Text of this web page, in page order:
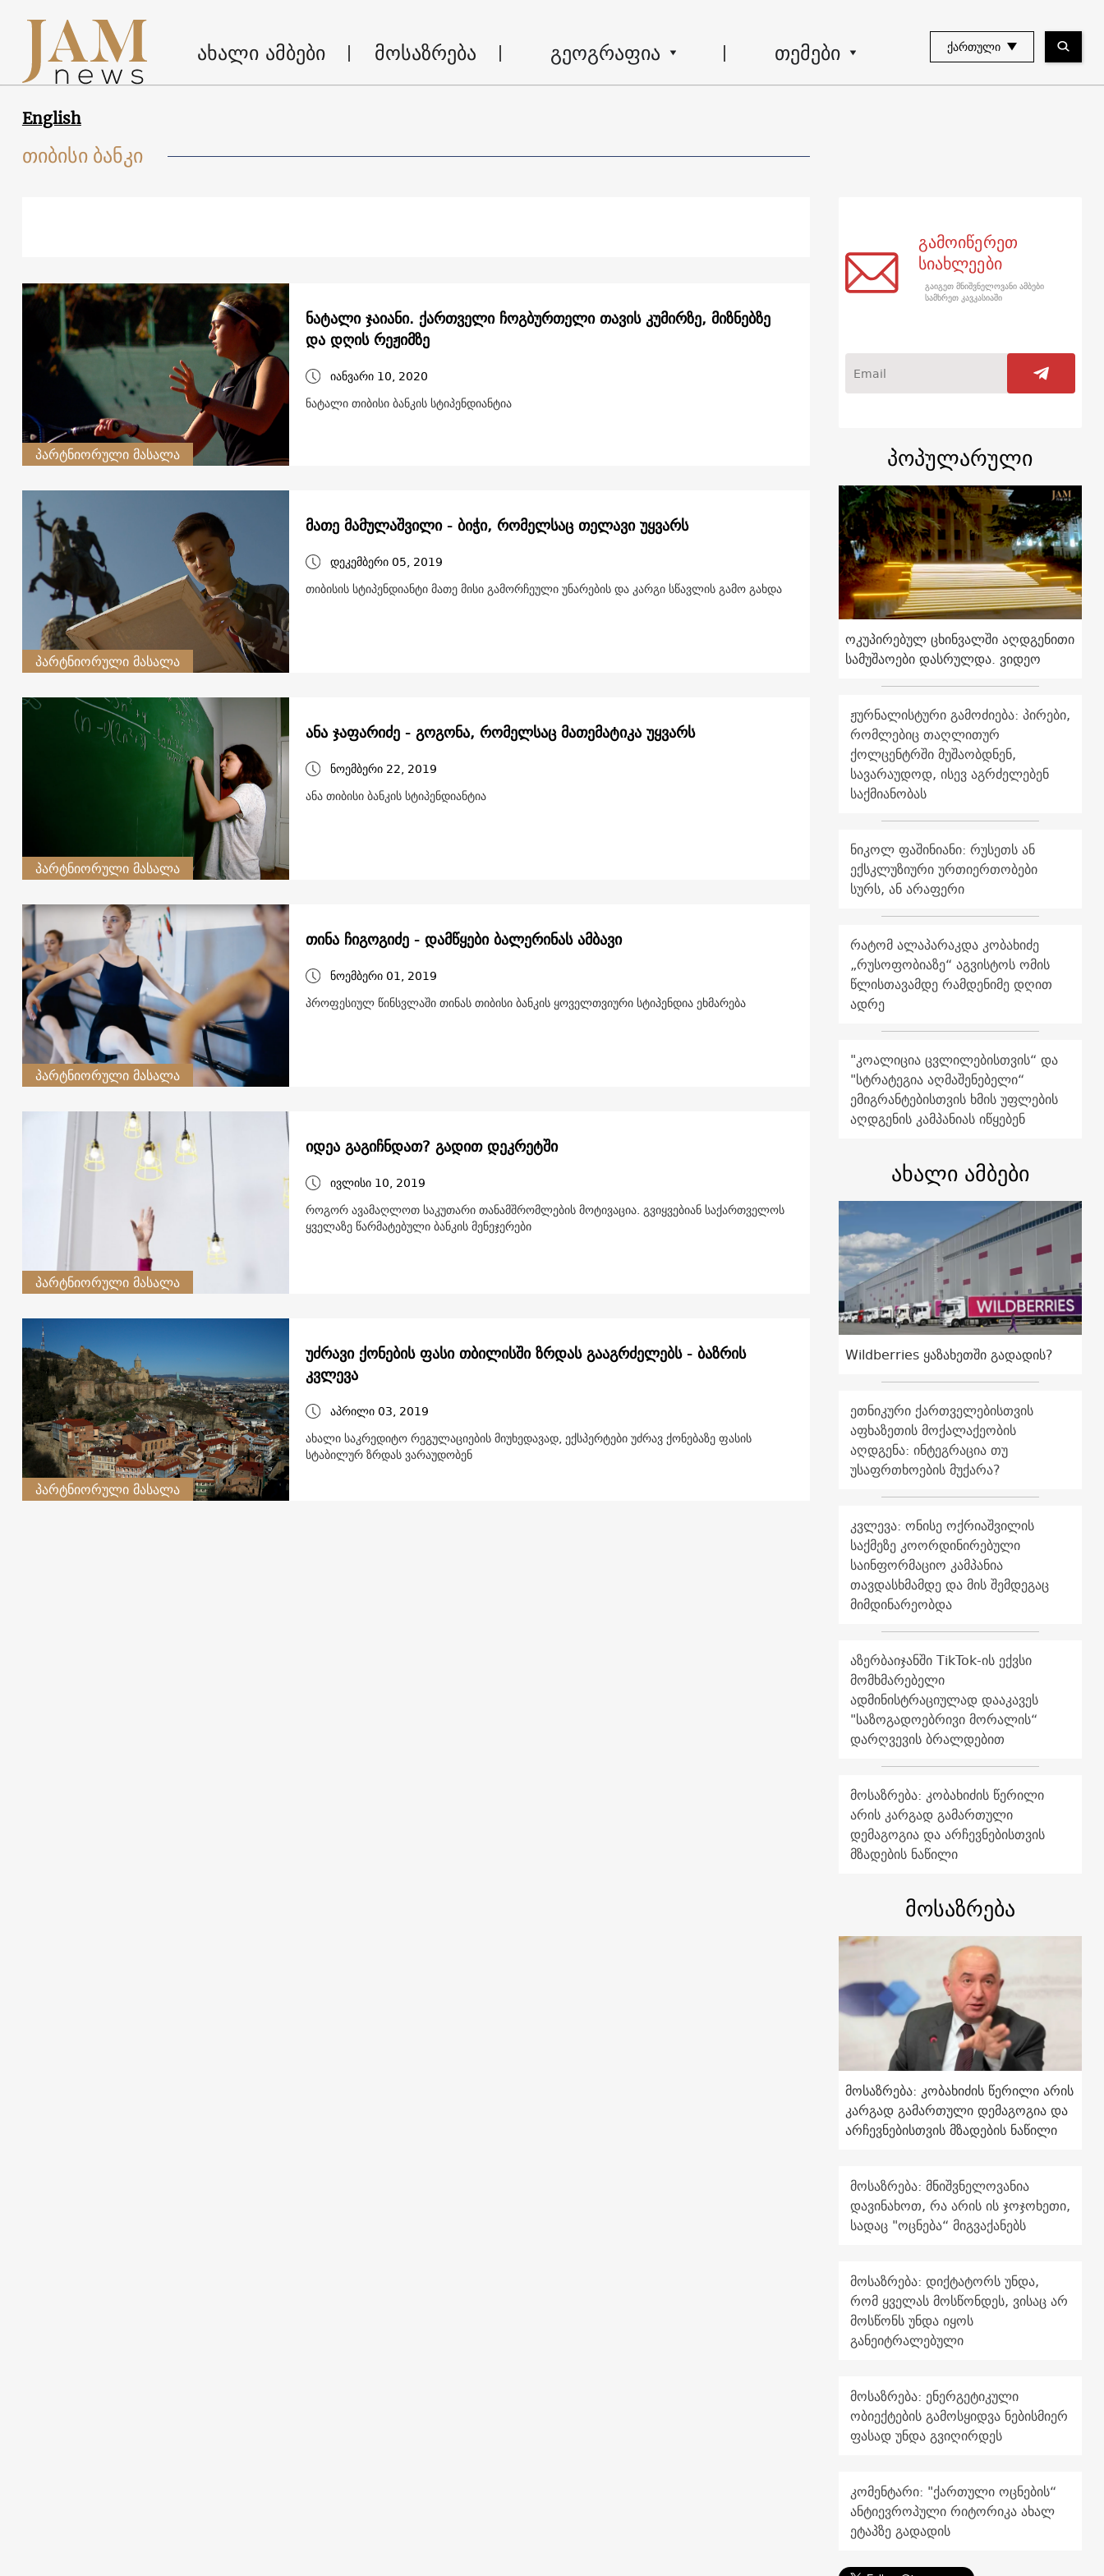
ახალი ამბები მოსაზრება გეოგრაფია თემები ᲥᲐᲠᲗᲣᲚᲘ
English
თიბისი ბანკი
პარტნიორული მასალა
ნატალი ჯაიანი. ქართველი ჩოგბურთელი თავის კუმირზე, მიზნებზე
და დღის რეჟიმზე
იანვარი 10, 2020
ნატალი თიბისი ბანკის სტიპენდიანტია
პარტნიორული მასალა
მათე მამულაშვილი - ბიჭი, რომელსაც თელავი უყვარს
დეკემბერი 05, 2019
თიბისის სტიპენდიანტი მათე მისი გამორჩეული უნარების და კარგი სწავლის გამო გახდა
პარტნიორული მასალა
ანა ჯაფარიძე - გოგონა, რომელსაც მათემატიკა უყვარს
ნოემბერი 22, 2019
ანა თიბისი ბანკის სტიპენდიანტია
პარტნიორული მასალა
თინა ჩიგოგიძე - დამწყები ბალერინას ამბავი
ნოემბერი 01, 2019
პროფესიულ წინსვლაში თინას თიბისი ბანკის ყოველთვიური სტიპენდია ეხმარება
პარტნიორული მასალა
იდეა გაგიჩნდათ? გადით დეკრეტში
ივლისი 10, 2019
როგორ ავამაღლოთ საკუთარი თანამშრომლების მოტივაცია. გვიყვებიან საქართველოს
ყველაზე წარმატებული ბანკის მენეჯერები
პარტნიორული მასალა
უძრავი ქონების ფასი თბილისში ზრდას გააგრძელებს - ბაზრის
კვლევა
აპრილი 03, 2019
ახალი საკრედიტო რეგულაციების მიუხედავად, ექსპერტები უძრავ ქონებაზე ფასის
სტაბილურ ზრდას ვარაუდობენ
გამოიწერეთ
სიახლეები
გაიგეთ მნიშვნელოვანი ამბები
სამხრეთ კავკასიაში
პოპულარული
ოკუპირებულ ცხინვალში აღდგენითი
სამუშაოები დასრულდა. ვიდეო
ჟურნალისტური გამოძიება: პირები,
რომლებიც თაღლითურ
ქოლცენტრში მუშაობდნენ,
სავარაუდოდ, ისევ აგრძელებენ
საქმიანობას
ნიკოლ ფაშინიანი: რუსეთს ან
ექსკლუზიური ურთიერთობები
სურს, ან არაფერი
რატომ ალაპარაკდა კობახიძე
„რუსოფობიაზე“ აგვისტოს ომის
წლისთავამდე რამდენიმე დღით
ადრე
"კოალიცია ცვლილებისთვის“ და
"სტრატეგია აღმაშენებელი“
ემიგრანტებისთვის ხმის უფლების
აღდგენის კამპანიას იწყებენ
ახალი ამბები
Wildberries ყაზახეთში გადადის?
ეთნიკური ქართველებისთვის
აფხაზეთის მოქალაქეობის
აღდგენა: ინტეგრაცია თუ
უსაფრთხოების მუქარა?
კვლევა: ონისე ოქრიაშვილის
საქმეზე კოორდინირებული
საინფორმაციო კამპანია
თავდასხმამდე და მის შემდეგაც
მიმდინარეობდა
აზერბაიჯანში TikTok-ის ექვსი
მომხმარებელი
ადმინისტრაციულად დააკავეს
"საზოგადოებრივი მორალის“
დარღვევის ბრალდებით
მოსაზრება: კობახიძის წერილი
არის კარგად გამართული
დემაგოგია და არჩევნებისთვის
მზადების ნაწილი
მოსაზრება
მოსაზრება: კობახიძის წერილი არის
კარგად გამართული დემაგოგია და
არჩევნებისთვის მზადების ნაწილი
მოსაზრება: მნიშვნელოვანია
დავინახოთ, რა არის ის ჯოჯოხეთი,
სადაც "ოცნება“ მიგვაქანებს
მოსაზრება: დიქტატორს უნდა,
რომ ყველას მოსწონდეს, ვისაც არ
მოსწონს უნდა იყოს
განეიტრალებული
მოსაზრება: ენერგეტიკული
ობიექტების გამოსყიდვა ნებისმიერ
ფასად უნდა გვიღირდეს
კომენტარი: "ქართული ოცნების“
ანტიევროპული რიტორიკა ახალ
ეტაპზე გადადის